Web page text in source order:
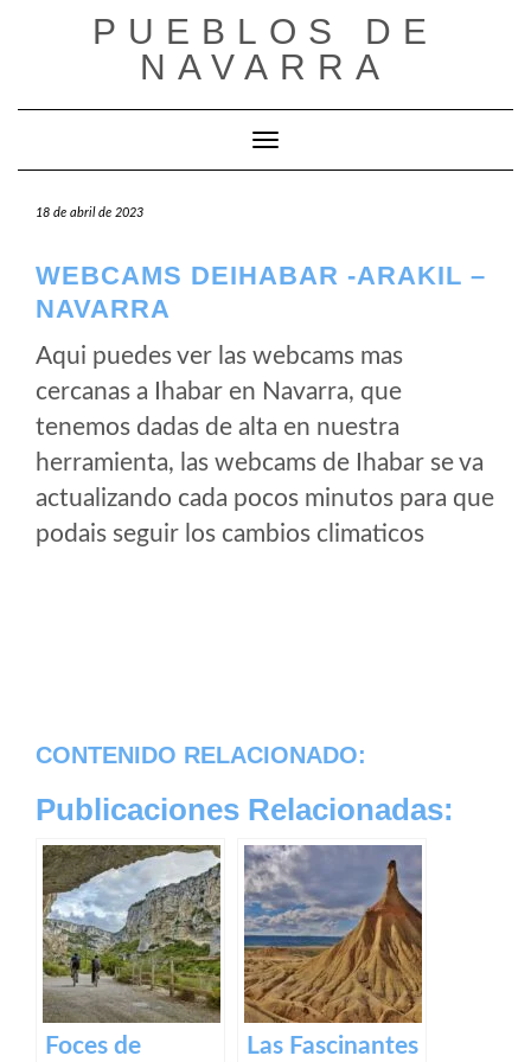
PUEBLOS DE
NAVARRA
Cambiar modo de navegación
18 de abril de 2023
WEBCAMS DEIHABAR -ARAKIL –
NAVARRA
Aqui puedes ver las webcams mas
cercanas a Ihabar en Navarra, que
tenemos dadas de alta en nuestra
herramienta, las webcams de Ihabar se va
actualizando cada pocos minutos para que
podais seguir los cambios climaticos
CONTENIDO RELACIONADO:
Publicaciones Relacionadas:
Foces de
Las Fascinantes